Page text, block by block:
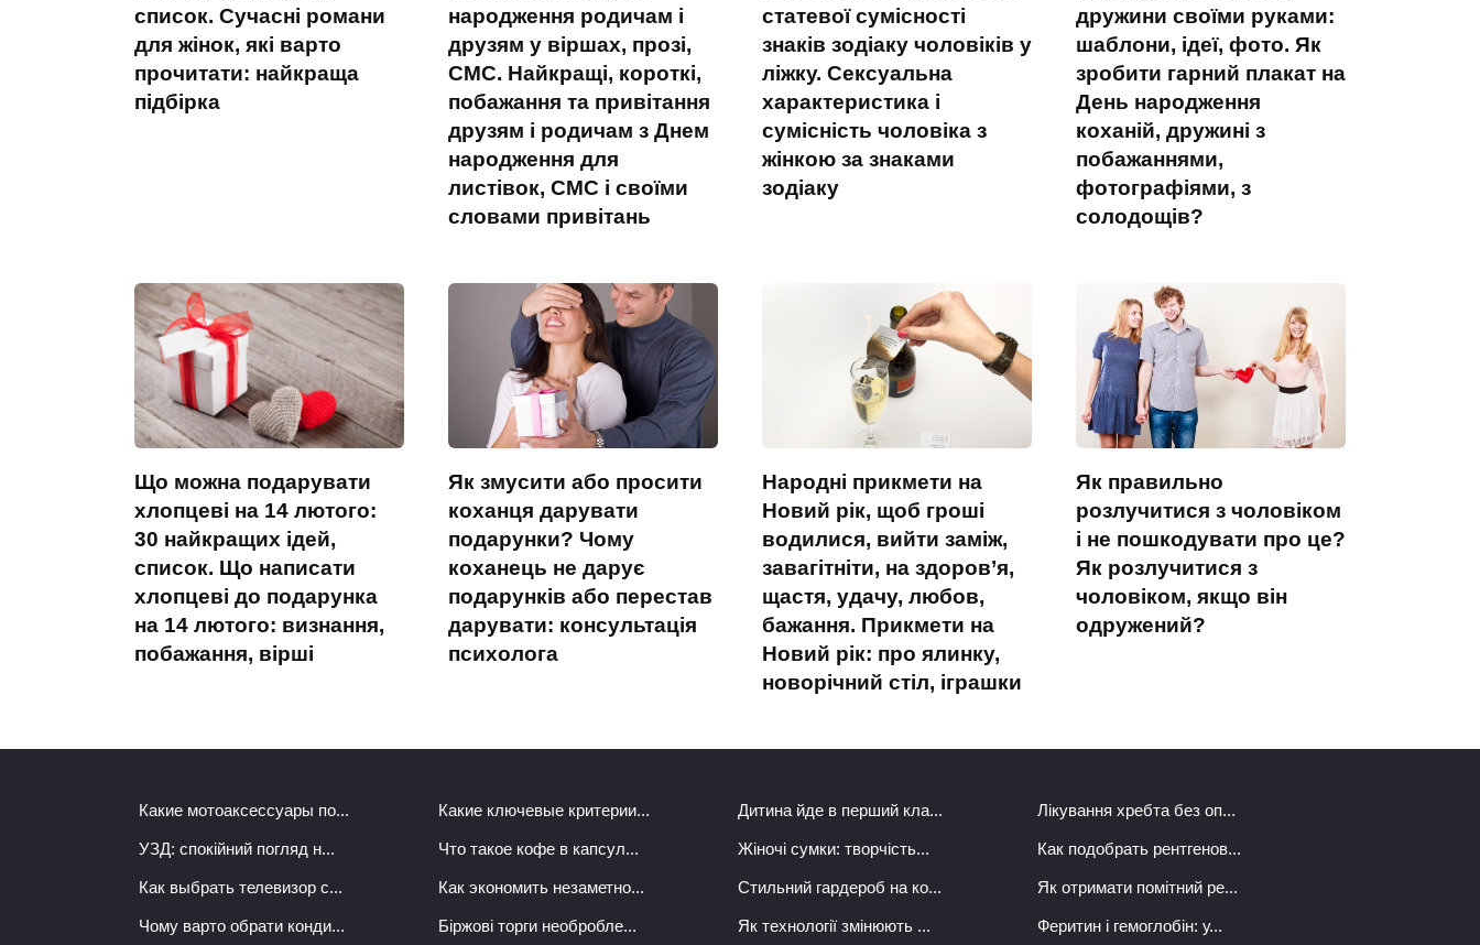
список. Сучасні романи
для жінок, які варто
прочитати: найкраща
підбірка
народження родичам і
друзям у віршах, прозі,
СМС. Найкращі, короткі,
побажання та привітання
друзям і родичам з Днем
народження для
листівок, СМС і своїми
словами привітань
статевої сумісності
знаків зодіаку чоловіків у
ліжку. Сексуальна
характеристика і
сумісність чоловіка з
жінкою за знаками
зодіаку
дружини своїми руками:
шаблони, ідеї, фото. Як
зробити гарний плакат на
День народження
коханій, дружині з
побажаннями,
фотографіями, з
солодощів?
Що можна подарувати
хлопцеві на 14 лютого:
30 найкращих ідей,
список. Що написати
хлопцеві до подарунка
на 14 лютого: визнання,
побажання, вірші
Як змусити або просити
коханця дарувати
подарунки? Чому
коханець не дарує
подарунків або перестав
дарувати: консультація
психолога
Народні прикмети на
Новий рік, щоб гроші
водилися, вийти заміж,
завагітніти, на здоров’я,
щастя, удачу, любов,
бажання. Прикмети на
Новий рік: про ялинку,
новорічний стіл, іграшки
Як правильно
розлучитися з чоловіком
і не пошкодувати про це?
Як розлучитися з
чоловіком, якщо він
одружений?
Какие мотоаксессуары по... Какие ключевые критерии... Дитина йде в перший кла... Лікування хребта без оп...
УЗД: спокійний погляд н... Что такое кофе в капсул... Жіночі сумки: творчість... Как подобрать рентгенов...
Как выбрать телевизор с... Как экономить незаметно... Стильний гардероб на ко... Як отримати помітний ре...
Чому варто обрати конди... Біржові торги необробле... Як технології змінюють ... Феритин і гемоглобін: у...